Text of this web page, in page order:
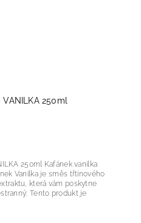
VANILKA 250ml
Kafánek vanilka
která vám poskytne